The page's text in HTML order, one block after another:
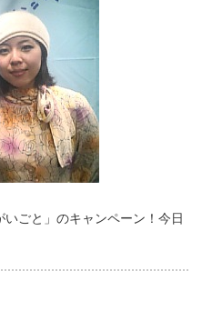
ごと」のキャンペーン！今日